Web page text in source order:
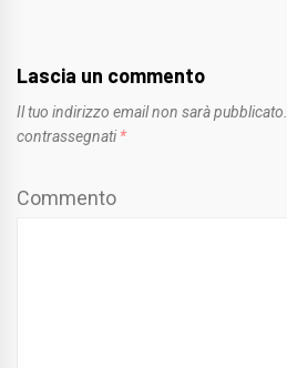
Lascia un commento
Il tuo indirizzo email non sarà pubblicato.
contrassegnati *
Commento